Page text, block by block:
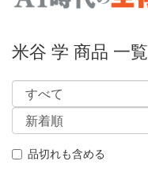
米谷 学 商品 一覧
品切れも含める